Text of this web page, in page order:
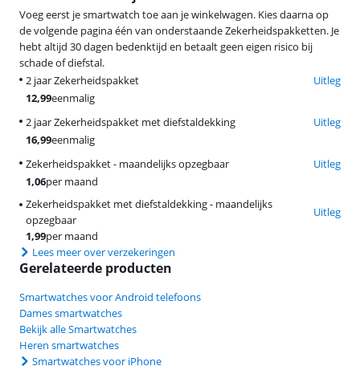
Voeg eerst je smartwatch toe aan je winkelwagen. Kies daarna op
de volgende pagina één van onderstaande Zekerheidspakketten. Je
hebt altijd 30 dagen bedenktijd en betaalt geen eigen risico bij
schade of diefstal.
2 jaar Zekerheidspakket
Uitleg
12,99eenmalig
2 jaar Zekerheidspakket met diefstaldekking
Uitleg
16,99eenmalig
Zekerheidspakket - maandelijks opzegbaar
Uitleg
1,06per maand
Zekerheidspakket met diefstaldekking - maandelijks
opzegbaar
Uitleg
1,99per maand
Lees meer over verzekeringen
Gerelateerde producten
Smartwatches voor Android telefoons
Dames smartwatches
Bekijk alle Smartwatches
Heren smartwatches
Smartwatches voor iPhone